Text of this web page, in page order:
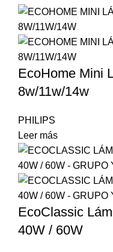
EcoHome Mini
8w/11w/14w
PHILIPS
Leer más
EcoClassic
40W / 60W